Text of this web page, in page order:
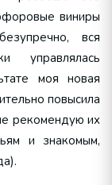
виниры
вся
управлялась
моя новая
повысила
рекомендую их
и знакомым,